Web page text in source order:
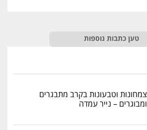
טען כתבות נוספות
צמחונות וטבעונות בקרב מתבגרים
ומבוגרים – נייר עמדה